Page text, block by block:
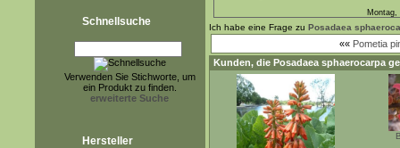
Schnellsuche
Verwenden Sie Stichworte, um
ein Produkt zu finden.
erweiterte Suche
Hersteller
Montag,
Ich habe eine Frage zu Posadaea
«« Pometia
Kunden, die Posadaea sphaerocarpa